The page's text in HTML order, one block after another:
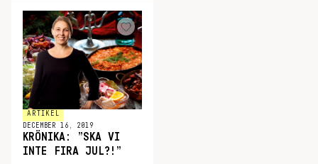
ARTIKEL
DECEMBER 16, 2019
KRÖNIKA: ”SKA VI
INTE FIRA JUL?!”